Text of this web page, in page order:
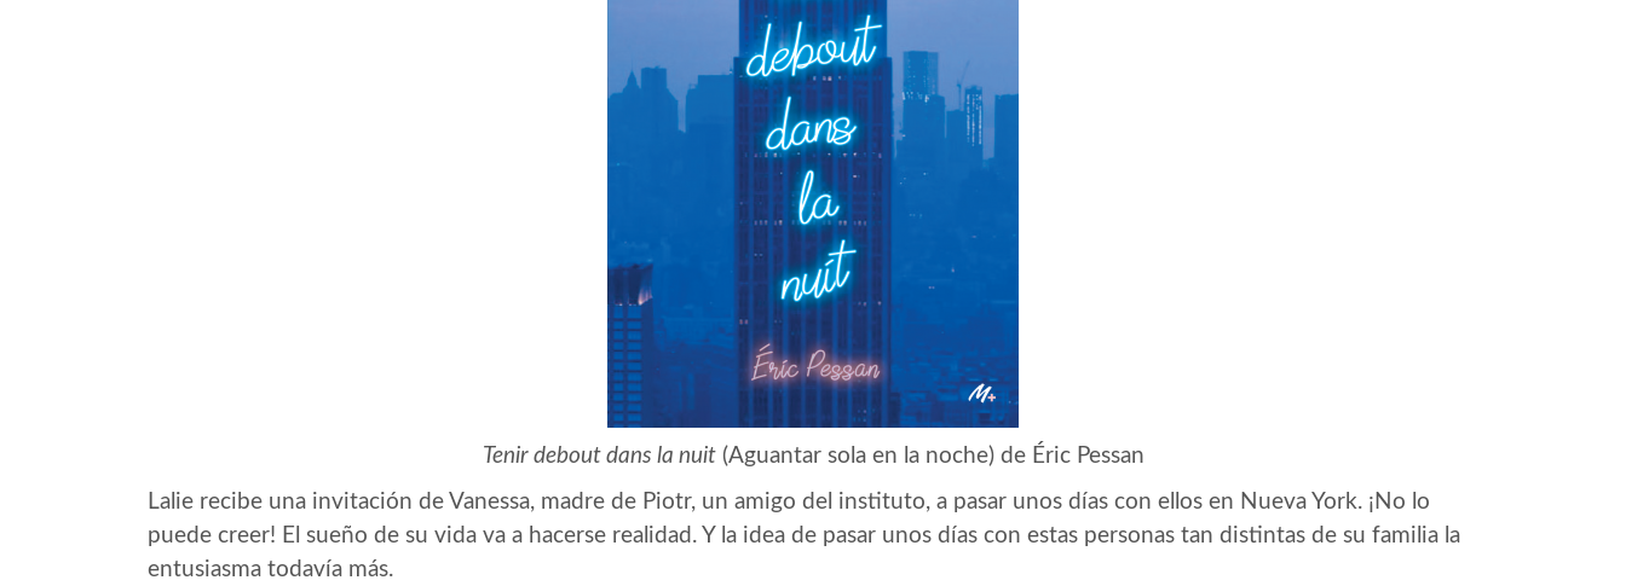
Tenir debout dans la nuit(Aguantar sola en la noche) de Éric Pessan
Lalie recibe una invitación de Vanessa, madre de Piotr, un amigo del instituto, a pasar unos días con ellos en Nueva York. ¡No lo
puede creer! El sueño de su vida va a hacerse realidad. Y la idea de pasar unos días con estas personas tan distintas de su familia la
entusiasma todavía más.